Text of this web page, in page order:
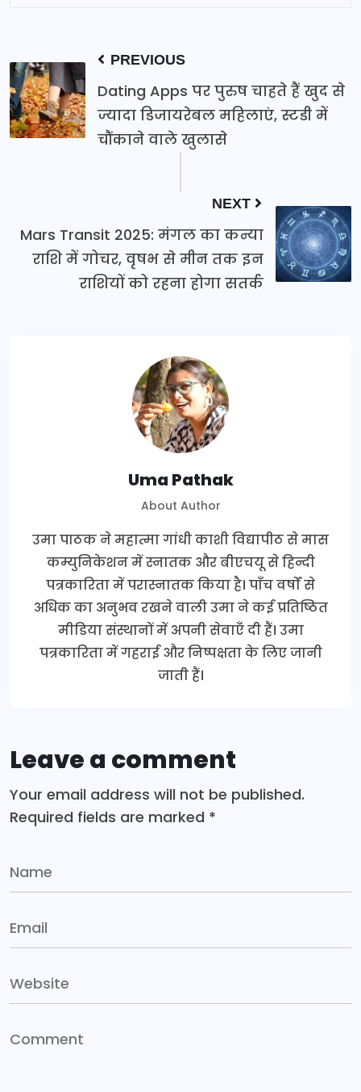
PREVIOUS
Dating Apps पर पुरुष चाहते हैं खुद से
ज्यादा डिजायरेबल महिलाएं, स्टडी में
चौंकाने वाले खुलासे
NEXT
Mars Transit 2025: मंगल का कन्या
राशि में गोचर, वृषभ से मीन तक इन
राशियों को रहना होगा सतर्क
Uma Pathak
About Author
उमा पाठक ने महात्मा गांधी काशी विद्यापीठ से मास
कम्युनिकेशन में स्नातक और बीएचयू से हिन्दी
पत्रकारिता में परास्नातक किया है। पाँच वर्षों से
अधिक का अनुभव रखने वाली उमा ने कई प्रतिष्ठित
मीडिया संस्थानों में अपनी सेवाएँ दी हैं। उमा
पत्रकारिता में गहराई और निष्पक्षता के लिए जानी
जाती हैं।
Leave a comment
Your email address will not be published.
Required fields are marked *